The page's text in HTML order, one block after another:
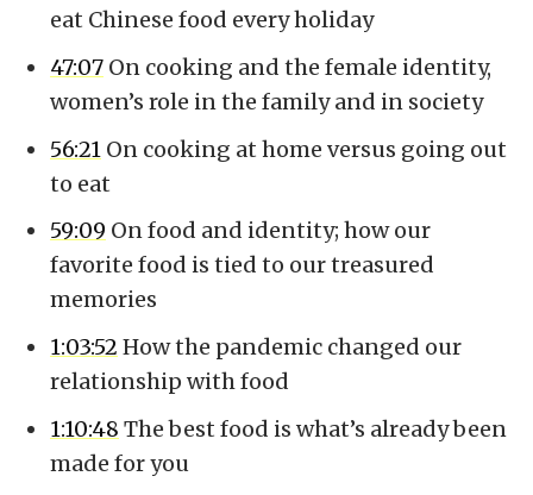
eat Chinese food every holiday
47:07 On cooking and the female identity,
women’s role in the family and in society
56:21 On cooking at home versus going out
to eat
59:09 On food and identity; how our
favorite food is tied to our treasured
memories
1:03:52 How the pandemic changed our
relationship with food
1:10:48 The best food is what’s already been
made for you